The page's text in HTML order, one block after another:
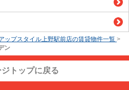
ップスタイル上野駅前店の賃貸物件一覧 >
ン
トップに戻る